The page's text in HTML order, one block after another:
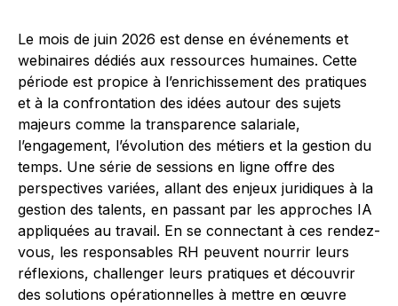
Le mois de juin 2026 est dense en événements et
webinaires dédiés aux ressources humaines. Cette
période est propice à l’enrichissement des pratiques
et à la confrontation des idées autour des sujets
majeurs comme la transparence salariale,
l’engagement, l’évolution des métiers et la gestion du
temps. Une série de sessions en ligne offre des
perspectives variées, allant des enjeux juridiques à la
gestion des talents, en passant par les approches IA
appliquées au travail. En se connectant à ces rendez-
vous, les responsables RH peuvent nourrir leurs
réflexions, challenger leurs pratiques et découvrir
des solutions opérationnelles à mettre en œuvre